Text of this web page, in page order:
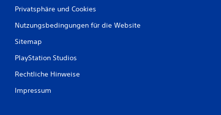
Privatsphäre und Cookies
Nutzungsbedingungen für die Website
Sitemap
PlayStation Studios
Rechtliche Hinweise
Impressum